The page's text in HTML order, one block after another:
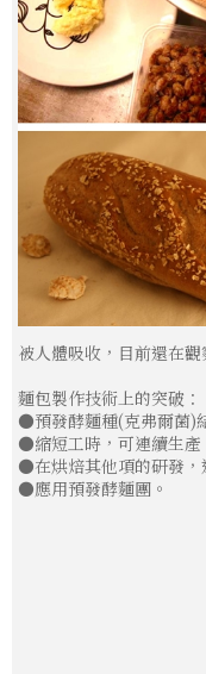
被人體吸收，目前還在
麵包製作技術上的突破：
●預發酵麵種(克弗爾菌)
●縮短工時，可連續生產
●在烘焙其他項的研發，
●應用預發酵麵團。